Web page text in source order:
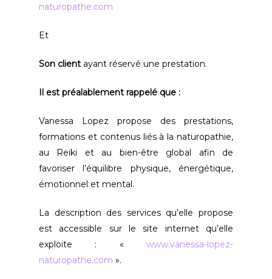
naturopathe.com
Et
Son client ayant réservé une prestation.
Il est préalablement rappelé que :
Vanessa Lopez propose des prestations,
formations et contenus liés à la naturopathie,
au Reiki et au bien-être global afin de
favoriser l’équilibre physique, énergétique,
émotionnel et mental.
La description des services qu’elle propose
est accessible sur le site internet qu’elle
exploite : « www.vanessa-lopez-
naturopathe.com ».